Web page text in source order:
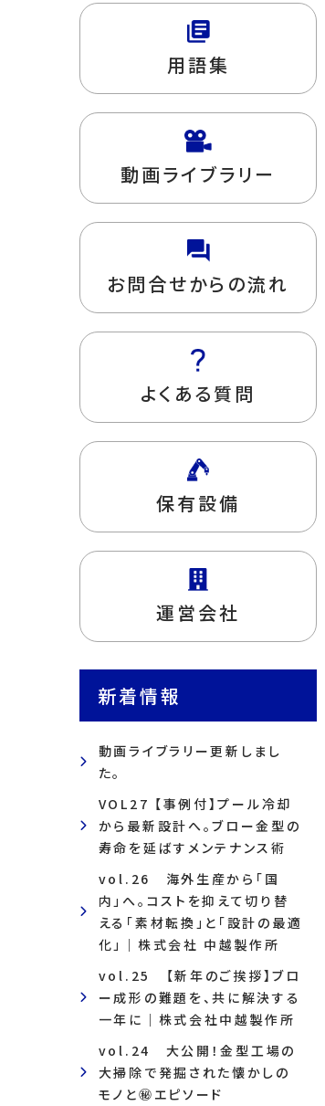
用語集
動画ライブラリー
お問合せからの流れ
よくある質問
保有設備
運営会社
新着情報
動画ライブラリー更新しまし
た。
VOL27 【事例付】プール冷却
から最新設計へ。ブロー金型の
寿命を延ばすメンテナンス術
vol.26 海外生産から「国
内」へ。コストを抑えて切り替
える「素材転換」と「設計の最適
化」｜株式会社 中越製作所
vol.25 【新年のご挨拶】ブロ
ー成形の難題を、共に解決する
一年に｜株式会社中越製作所
vol.24 大公開！金型工場の
大掃除で発掘された懐かしの
モノと㊙エピソード